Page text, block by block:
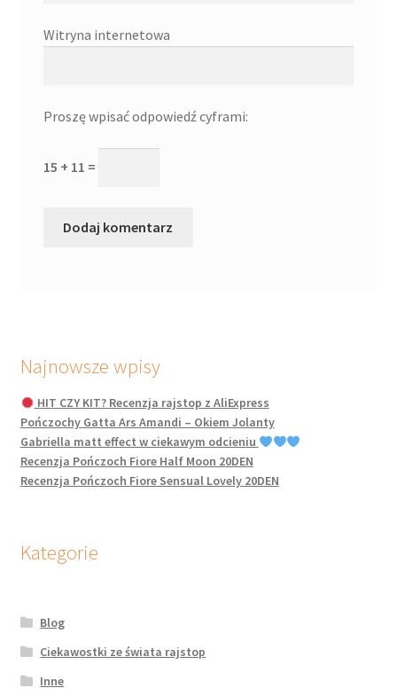
Witryna internetowa
Proszę wpisać odpowiedź cyframi:
15 + 11 =
Najnowsze wpisy
HIT CZY KIT? Recenzja rajstop z AliExpress
Pończochy Gatta Ars Amandi – Okiem Jolanty
Gabriella matt effect w ciekawym odcieniu
Recenzja Pończoch Fiore Half Moon 20DEN
Recenzja Pończoch Fiore Sensual Lovely 20DEN
Kategorie
Blog
Ciekawostki ze świata rajstop
Inne